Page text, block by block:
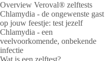
Overview Veroval® zelftests
Chlamydia - de ongewenste gast
op jouw feestje: test jezelf
Chlamydia - een
veelvoorkomende, onbekende
infectie
Wat is een zelftest?